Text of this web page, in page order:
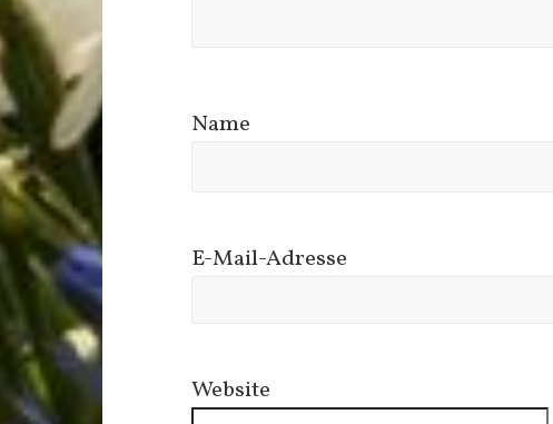
Name
E-Mail-Adresse
Website